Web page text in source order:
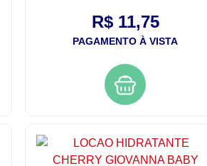
R$ 11,75
PAGAMENTO À VISTA